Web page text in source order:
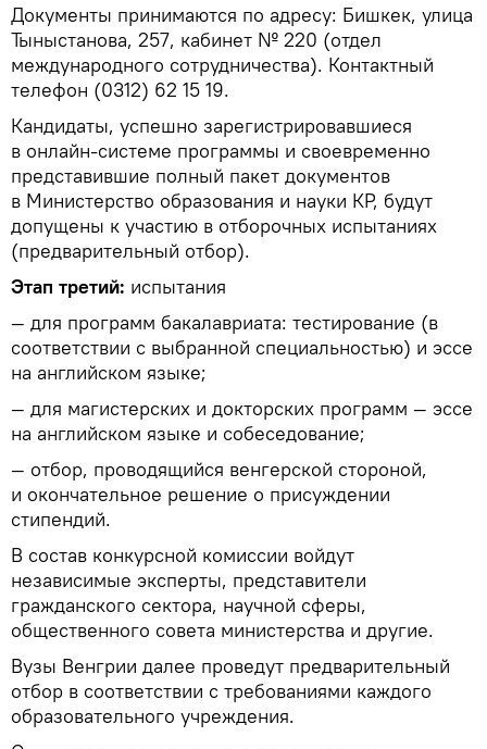
Документы принимаются по адресу: Бишкек, улица
Тыныстанова, 257, кабинет № 220 (отдел
международного сотрудничества). Контактный
телефон (0312) 62 15 19.
Кандидаты, успешно зарегистрировавшиеся
в онлайн-системе программы и своевременно
представившие полный пакет документов
в Министерство образования и науки КР, будут
допущены к участию в отборочных испытаниях
(предварительный отбор).
Этап третий: испытания
— для программ бакалавриата: тестирование (в
соответствии с выбранной специальностью) и эссе
на английском языке;
— для магистерских и докторских программ — эссе
на английском языке и собеседование;
— отбор, проводящийся венгерской стороной,
и окончательное решение о присуждении
стипендий.
В состав конкурсной комиссии войдут
независимые эксперты, представители
гражданского сектора, научной сферы,
общественного совета министерства и другие.
Вузы Венгрии далее проведут предварительный
отбор в соответствии с требованиями каждого
образовательного учреждения.